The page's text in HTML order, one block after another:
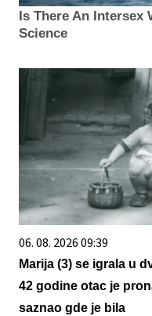
Is There An Intersex
Science
06. 08. 2026 09:39
Marija (3) se igrala u
42 godine otac je
saznao gde je bila